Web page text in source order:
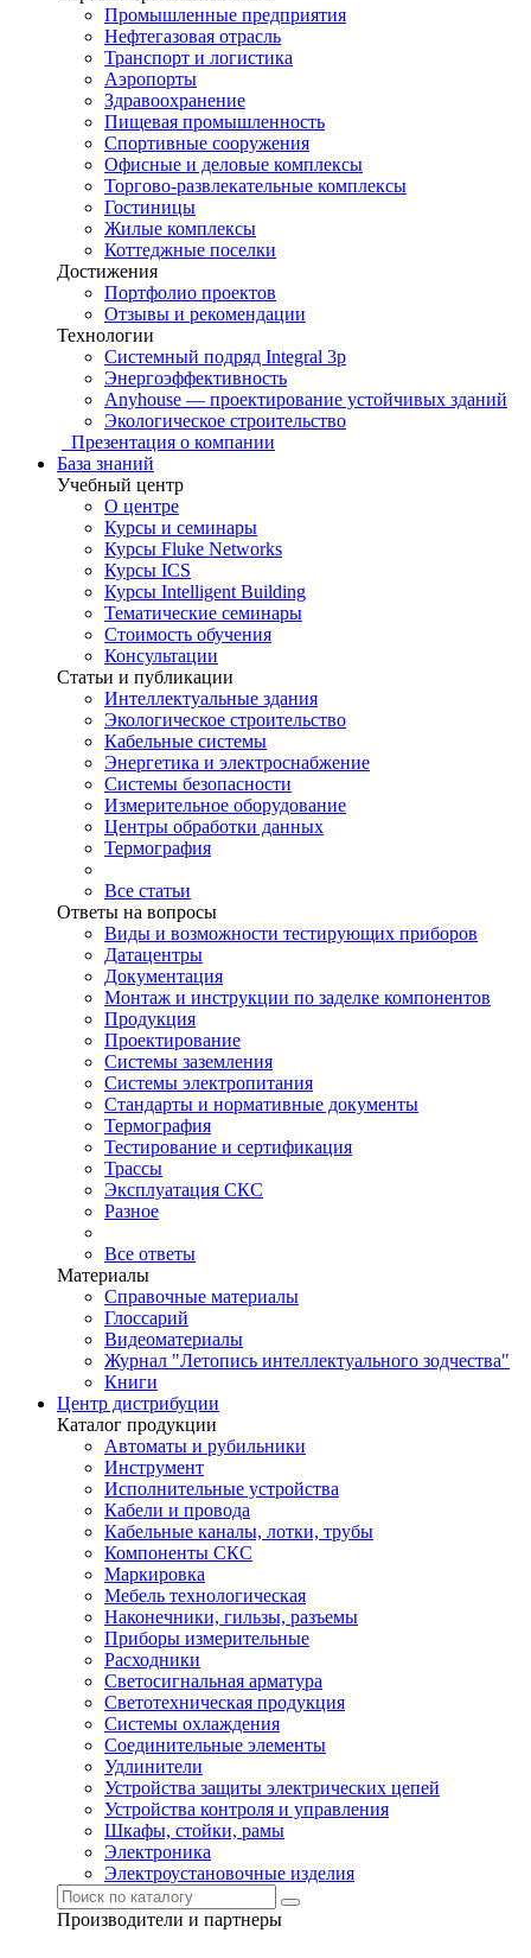
Промышленные предприятия
Нефтегазовая отрасль
Транспорт и логистика
Аэропорты
Здравоохранение
Пищевая промышленность
Спортивные сооружения
Офисные и деловые комплексы
Торгово-развлекательные комплексы
Гостиницы
Жилые комплексы
Коттеджные поселки
Достижения
Портфолио проектов
Отзывы и рекомендации
Технологии
Системный подряд Integral 3p
Энергоэффективность
Anyhouse — проектирование устойчивых зданий
Экологическое строительство
Презентация о компании
База знаний
Учебный центр
О центре
Курсы и семинары
Курсы Fluke Networks
Курсы ICS
Курсы Intelligent Building
Тематические семинары
Стоимость обучения
Консультации
Статьи и публикации
Интеллектуальные здания
Экологическое строительство
Кабельные системы
Энергетика и электроснабжение
Системы безопасности
Измерительное оборудование
Центры обработки данных
Термография
Все статьи
Ответы на вопросы
Виды и возможности тестирующих приборов
Датацентры
Документация
Монтаж и инструкции по заделке компонентов
Продукция
Проектирование
Системы заземления
Системы электропитания
Стандарты и нормативные документы
Термография
Тестирование и сертификация
Трассы
Эксплуатация СКС
Разное
Все ответы
Материалы
Справочные материалы
Глоссарий
Видеоматериалы
Журнал "Летопись интеллектуального зодчества"
Книги
Центр дистрибуции
Каталог продукции
Автоматы и рубильники
Инструмент
Исполнительные устройства
Кабели и провода
Кабельные каналы, лотки, трубы
Компоненты СКС
Маркировка
Мебель технологическая
Наконечники, гильзы, разъемы
Приборы измерительные
Расходники
Светосигнальная арматура
Светотехническая продукция
Системы охлаждения
Соединительные элементы
Удлинители
Устройства защиты электрических цепей
Устройства контроля и управления
Шкафы, стойки, рамы
Электроника
Электроустановочные изделия
Производители и партнеры